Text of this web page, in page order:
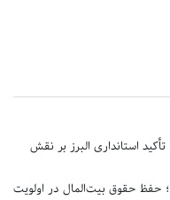
استانداری البرز بر نقش
حفظ حقوق بیت‌المال در اولویت